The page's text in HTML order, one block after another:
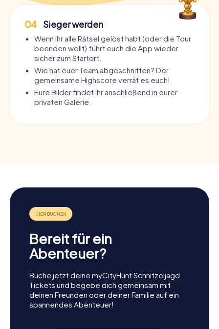
04 Sieger werden
Wenn ihr alle Rätsel gelöst habt (oder die Tour
beenden wollt) führt euch die App wieder
sicher zum Startort.
Wie hat euer Team abgeschnitten? Der
gemeinsame Highscore verrät es euch!
Eure Bilder findet ihr anschließend in eurer
privaten Galerie.
Bereit für ein
Abenteuer?
Buche jetzt deine myCityHunt Schnitzeljagd
Tickets und begebe dich gemeinsam mit
deinen Freunden oder deiner Familie auf ein
spannendes Abenteuer!